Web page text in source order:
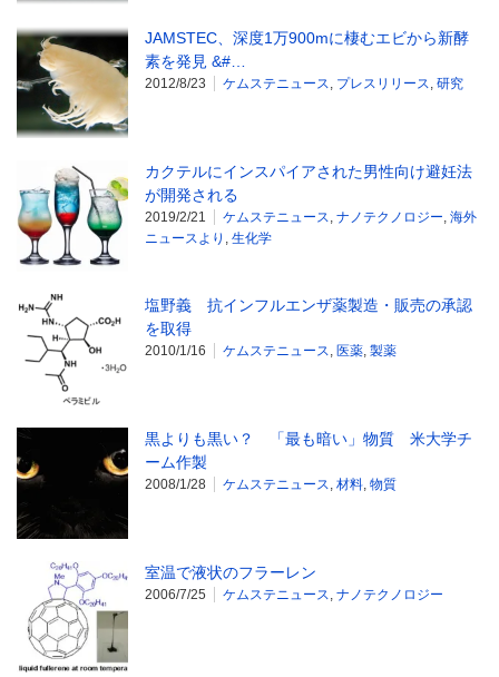
JAMSTEC、深度1万900mに棲むエビから新酵
素を発見 &#…
2012/8/23 ケムステニュース, プレスリリース, 研究
カクテルにインスパイアされた男性向け避妊法
が開発される
2019/2/21 ケムステニュース, ナノテクノロジー, 海外
ニュースより , 生化学
塩野義 抗インフルエンザ薬製造・販売の承認
を取得
2010/1/16 ケムステニュース, 医薬, 製薬
黒よりも黒い？ 「最も暗い」物質 米大学チ
ーム作製
2008/1/28 ケムステニュース, 材料, 物質
室温で液状のフラーレン
2006/7/25 ケムステニュース, ナノテクノロジー